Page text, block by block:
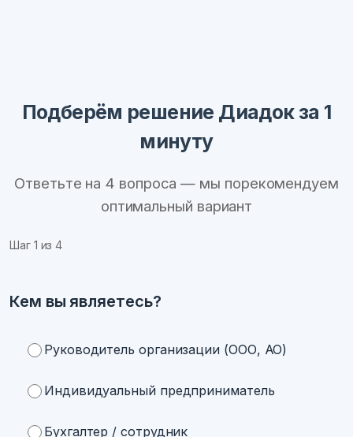
Подберём решение Диадок за 1
минуту
Ответьте на 4 вопроса — мы порекомендуем
оптимальный вариант
Шаг 1 из 4
Кем вы являетесь?
Руководитель организации (ООО, АО)
Индивидуальный предприниматель
Бухгалтер / сотрудник